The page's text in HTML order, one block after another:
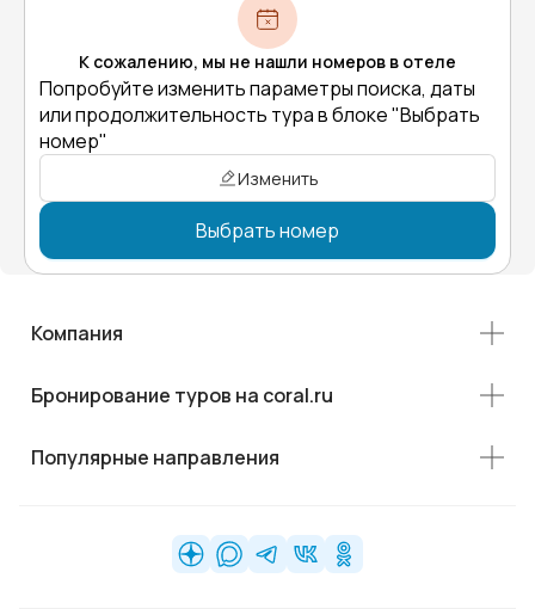
К сожалению, мы не нашли номеров в отеле
Попробуйте изменить параметры поиска, даты
или продолжительность тура в блоке "Выбрать
номер"
Изменить
Выбрать номер
Компания
Бронирование туров на coral.ru
Популярные направления